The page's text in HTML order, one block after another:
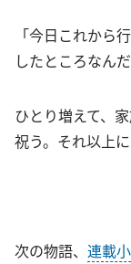
「今日これから
したところなん
ひとり増えて、
祝う。それ以上
次の物語、 連載